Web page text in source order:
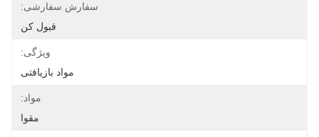
سفارش سفارشی:
قبول کن
ویژگی:
مواد بازیافتی
مواد:
مقوا